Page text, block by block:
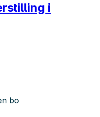
i
bo